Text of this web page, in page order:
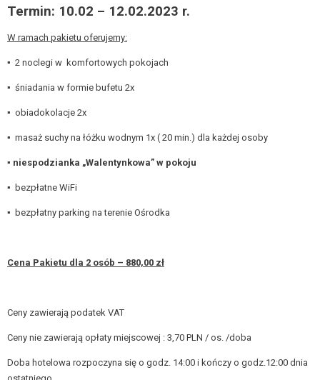
Termin: 10.02 – 12.02.2023 r.
W ramach pakietu oferujemy:
▪ 2 noclegi w komfortowych pokojach
▪ śniadania w formie bufetu 2x
▪ obiadokolacje 2x
▪ masaż suchy na łóżku wodnym 1x ( 20 min.) dla każdej osoby
▪ niespodzianka „Walentynkowa” w pokoju
▪ bezpłatne WiFi
▪ bezpłatny parking na terenie Ośrodka
Cena Pakietu dla 2 osób – 880,00 zł
Ceny zawierają podatek VAT
Ceny nie zawierają opłaty miejscowej : 3,70 PLN / os. /doba
Doba hotelowa rozpoczyna się o godz. 14:00 i kończy o godz.12:00 dnia